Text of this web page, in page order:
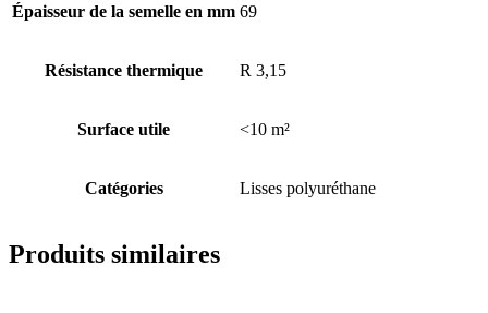
Épaisseur de la semelle en mm 69
Résistance thermique R 3,15
Surface utile <10 m²
Catégories Lisses polyuréthane
Produits similaires